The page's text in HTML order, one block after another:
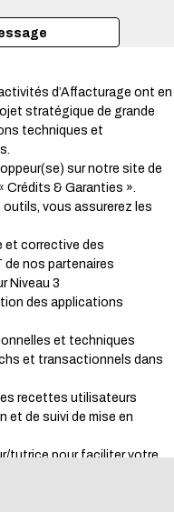
d’Affacturage ont en
stratégique de grande
techniques et
sur notre site de
Crédits & Garanties ».
vous assurerez les
et corrective des
de nos partenaires
Niveau 3
des applications
et techniques
et transactionnels dans
recettes utilisateurs
et de suivi de mise en
tutrice pour faciliter votre